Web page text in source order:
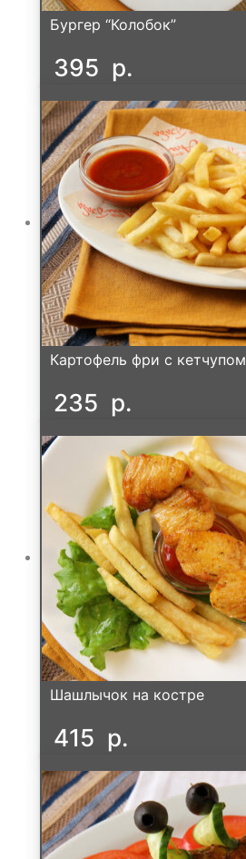
Бургер “Колобок”
395 р.
Картофель фри с кетчупом
235 р.
Шашлычок на костре
415 р.